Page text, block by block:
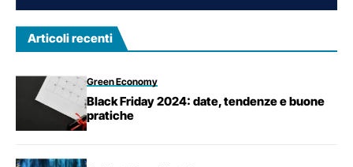
Articoli recenti
Green Economy
Black Friday 2024: date, tendenze e buone
pratiche